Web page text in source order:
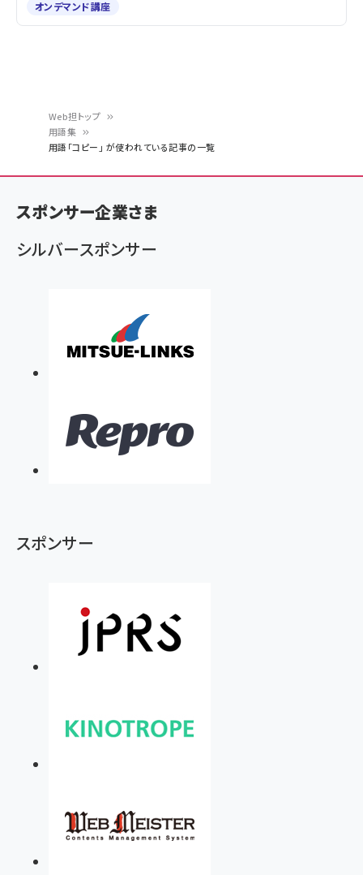
ン
く
ず
Web担トップ
用語集
用語「コピー」 が使われている記事の一覧
オンデマンド講座
スポンサー企業さま
シルバースポンサー
スポンサー